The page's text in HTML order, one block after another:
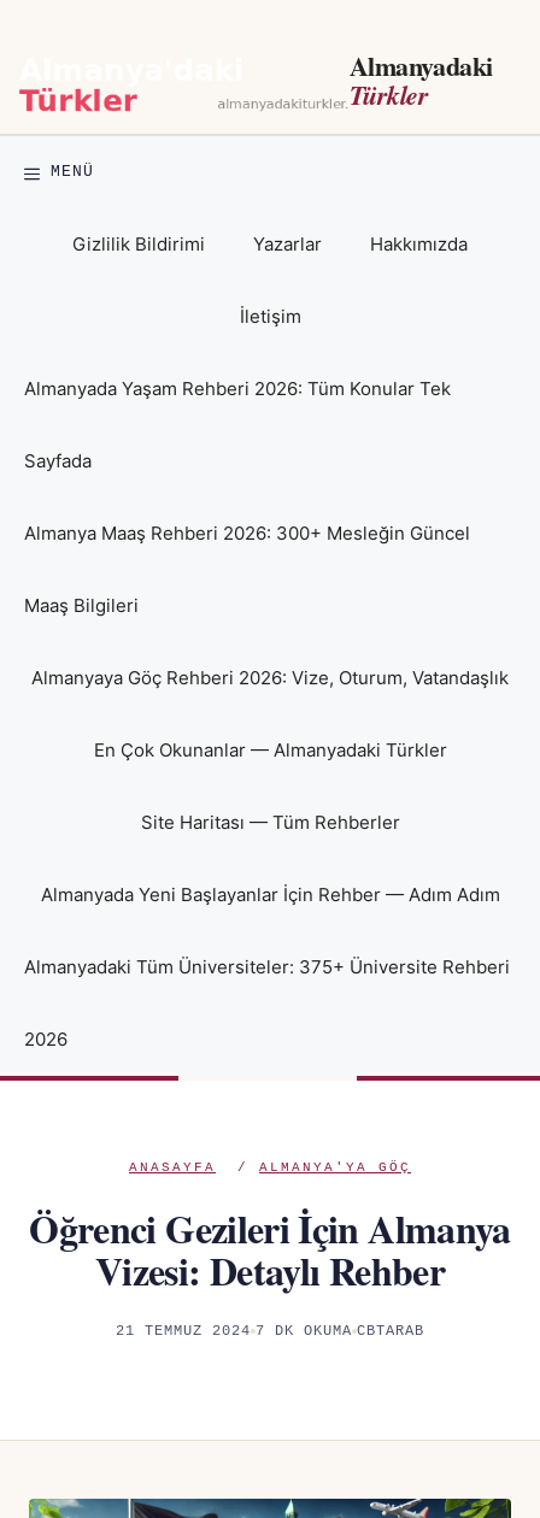
Almanyadaki
Türkler
MENÜ
Gizlilik Bildirimi Yazarlar Hakkımızda
İletişim
Almanyada Yaşam Rehberi 2026: Tüm Konular Tek
Sayfada
Almanya Maaş Rehberi 2026: 300+ Mesleğin Güncel
Maaş Bilgileri
Almanyaya Göç Rehberi 2026: Vize, Oturum, Vatandaşlık
En Çok Okunanlar — Almanyadaki Türkler
Site Haritası — Tüm Rehberler
Almanyada Yeni Başlayanlar İçin Rehber — Adım Adım
Almanyadaki Tüm Üniversiteler: 375+ Üniversite Rehberi
2026
ANASAYFA / ALMANYA'YA GÖÇ
Öğrenci Gezileri İçin Almanya
Vizesi: Detaylı Rehber
21 TEMMUZ 2024 7 DK OKUMA CBTARAB